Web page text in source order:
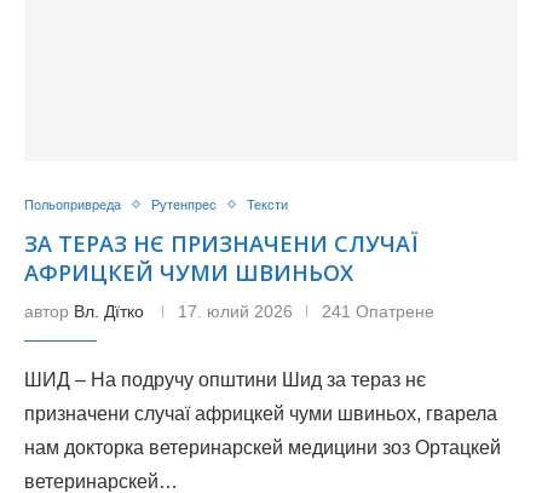
Польопривреда Рутенпрес Тексти
ЗА ТЕРАЗ НЄ ПРИЗНАЧЕНИ СЛУЧАЇ
АФРИЦКЕЙ ЧУМИ ШВИНЬОХ
автор Вл. Дїтко 17. юлий 2026 241 Опатрене
ШИД – На подручу општини Шид за тераз нє
призначени случаї африцкей чуми швиньох, гварела
нам докторка ветеринарскей медицини зоз Ортацкей
ветеринарскей…